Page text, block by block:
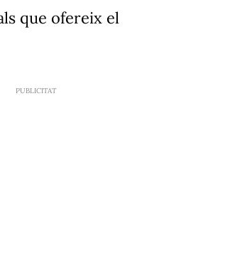
que ofereix el